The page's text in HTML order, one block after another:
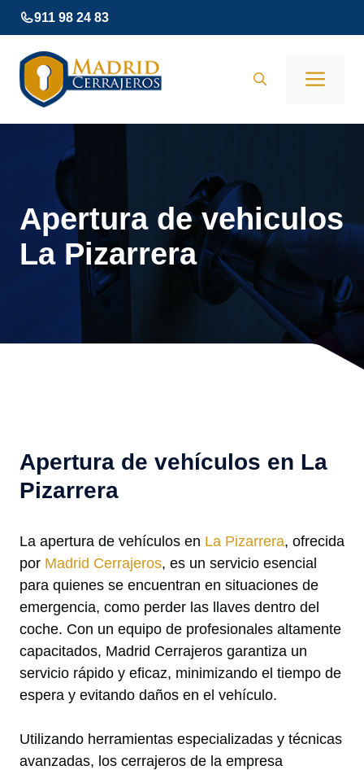
Saltar
al
contenido
911 98 24 83
Apertura de vehiculos
La Pizarrera
Apertura de vehículos en La
Pizarrera
La apertura de vehículos en La Pizarrera, ofrecida
por Madrid Cerrajeros, es un servicio esencial
para quienes se encuentran en situaciones de
emergencia, como perder las llaves dentro del
coche. Con un equipo de profesionales altamente
capacitados, Madrid Cerrajeros garantiza un
servicio rápido y eficaz, minimizando el tiempo de
espera y evitando daños en el vehículo.
Utilizando herramientas especializadas y técnicas
avanzadas, los cerrajeros de la empresa